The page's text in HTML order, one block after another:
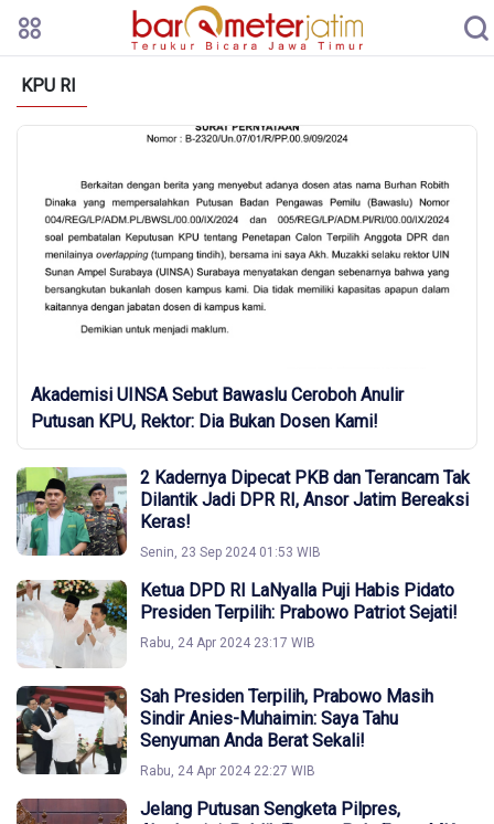
KPU RI
Akademisi UINSA Sebut Bawaslu Ceroboh Anulir
Putusan KPU, Rektor: Dia Bukan Dosen Kami!
2 Kadernya Dipecat PKB dan Terancam Tak
Dilantik Jadi DPR RI, Ansor Jatim Bereaksi
Keras!
Senin, 23 Sep 2024 01:53 WIB
Ketua DPD RI LaNyalla Puji Habis Pidato
Presiden Terpilih: Prabowo Patriot Sejati!
Rabu, 24 Apr 2024 23:17 WIB
Sah Presiden Terpilih, Prabowo Masih
Sindir Anies-Muhaimin: Saya Tahu
Senyuman Anda Berat Sekali!
Rabu, 24 Apr 2024 22:27 WIB
Jelang Putusan Sengketa Pilpres,